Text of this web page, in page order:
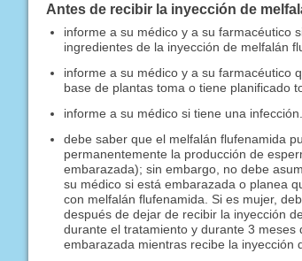
Antes de recibir la inyección de
informe a su médico y a su farmacéutico
ingredientes de la inyección de melfalán
informe a su médico y a su farmacéutico
base de plantas toma o tiene planificado
informe a su médico si tiene una infección.
debe saber que el melfalán flufenamida
permanentemente la producción de
embarazada); sin embargo, no debe
su médico si está embarazada o planea
con melfalán flufenamida. Si es mujer,
después de dejar de recibir la inyección
durante el tratamiento y durante 3
embarazada mientras recibe la inyección